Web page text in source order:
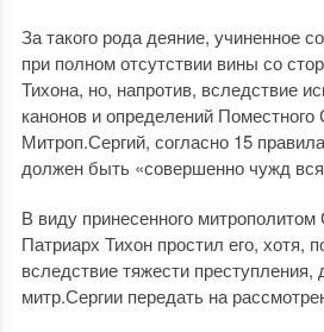
За такого рода деяние, учиненное
при полном отсутствии вины со
Тихона, но, напротив, вследствие
канонов и определений Поместного
Митроп.Сергий, согласно 15
должен быть «совершенно чужд
В виду принесенного митрополитом
Патриарх Тихон простил его, хотя,
вследствие тяжести
митр.Сергии передать на